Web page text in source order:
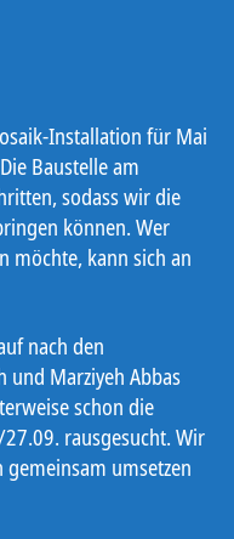
Installation für Mai
Baustelle am
sodass wir die
können. Wer
möchte, kann sich an
nach den
und Marziyeh Abbas
schon die
rausgesucht. Wir
umsetzen